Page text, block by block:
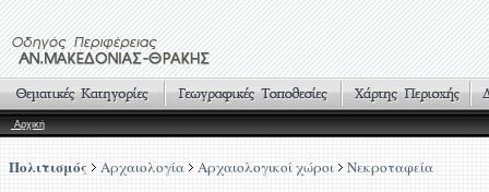
Αρχική
Πολιτισμός Αρχαιολογία Αρχαιολογικοί χώροι Νεκροταφεία